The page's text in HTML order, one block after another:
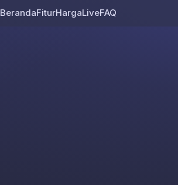
BerandaFiturHargaLiveFAQ